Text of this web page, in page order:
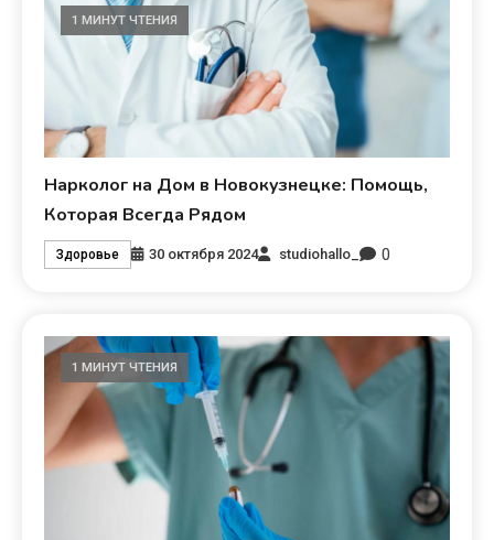
1 МИНУТ ЧТЕНИЯ
Нарколог на Дом в Новокузнецке: Помощь,
Которая Всегда Рядом
Здоровье 30 октября 2024 studiohallo_ 0
1 МИНУТ ЧТЕНИЯ